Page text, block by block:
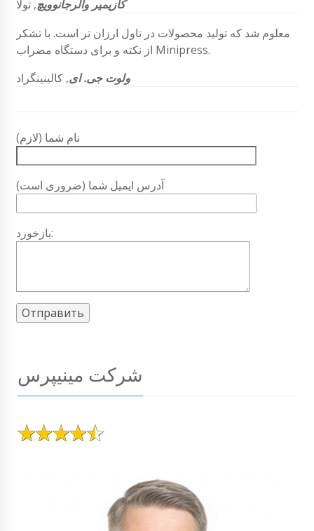
کازیمیر والرجانوویچ, تولا
معلوم شد که تولید محصولات در تاول ارزان تر است. با تشکر
از نکته و برای دستگاه مضراب Minipress.
ولوت جی. ای, کالینینگراد
نام شما (لازم)
آدرس ایمیل شما (ضروری است)
بازخورد:
شرکت مینیپرس